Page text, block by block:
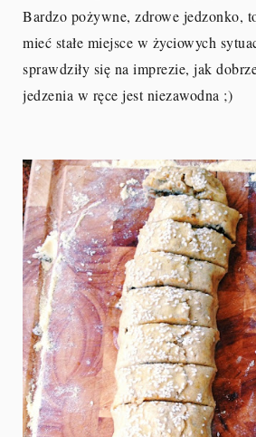
Bardzo pożywne, zdrowe jedzonko,
mieć stałe miejsce w życiowych
sprawdziły się na imprezie, jak
jedzenia w ręce jest niezawodna ;)